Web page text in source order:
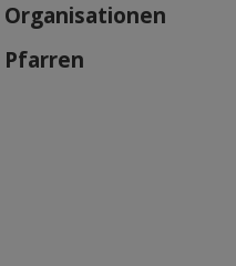
Organisationen
Pfarren